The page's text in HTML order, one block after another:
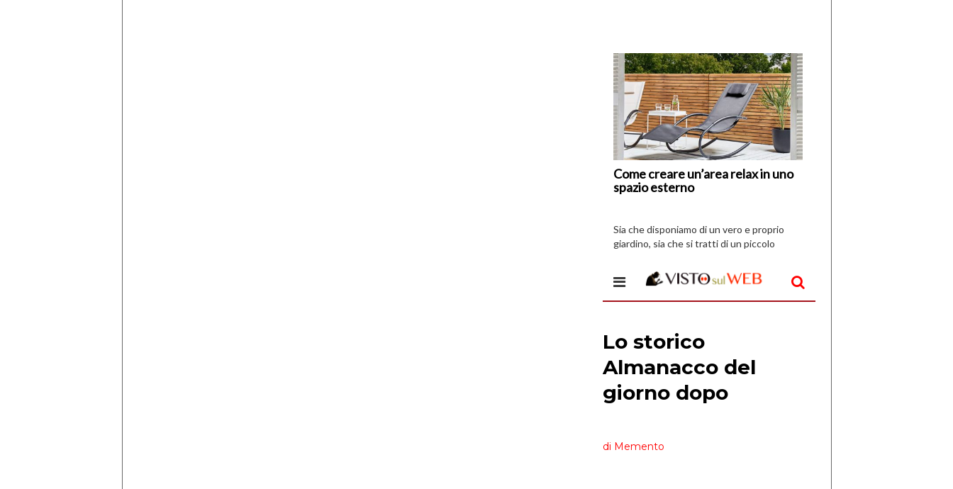
Come creare un’area relax in uno
spazio esterno
di
I
Vespri
Sia che disponiamo di un vero e proprio
giardino, sia che si tratti di un piccolo